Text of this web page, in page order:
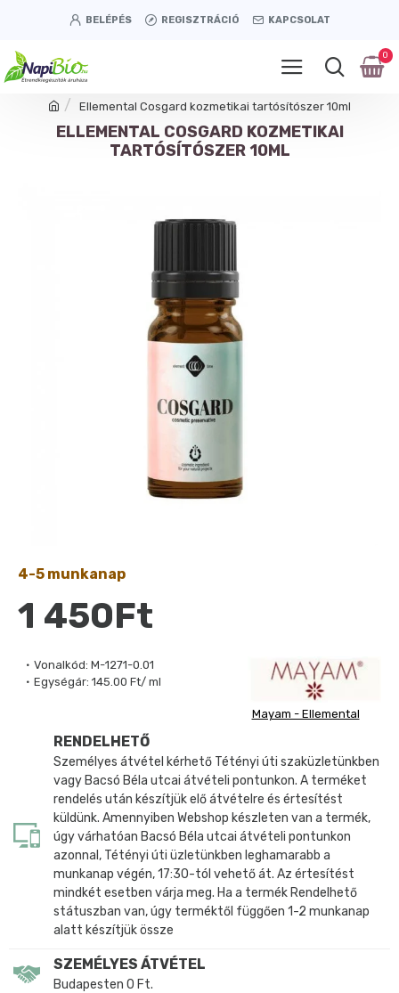
BELÉPÉS REGISZTRÁCIÓ KAPCSOLAT
0
Ellemental Cosgard kozmetikai tartósítószer 10ml
ELLEMENTAL COSGARD KOZMETIKAI
TARTÓSÍTÓSZER 10ML
Vonalkód: M-1271-0.01
Egységár: 145.00 Ft/ ml
Mayam - Ellemental
4-5 munkanap
1 450Ft
RENDELHETŐ
Személyes átvétel kérhető Tétényi úti szaküzletünkben
vagy Bacsó Béla utcai átvételi pontunkon. A terméket
rendelés után készítjük elő átvételre és értesítést
küldünk. Amennyiben Webshop készleten van a termék,
úgy várhatóan Bacsó Béla utcai átvételi pontunkon
azonnal, Tétényi úti üzletünkben leghamarabb a
munkanap végén, 17:30-tól vehető át. Az értesítést
mindkét esetben várja meg. Ha a termék Rendelhető
státuszban van, úgy terméktől függően 1-2 munkanap
alatt készítjük össze
SZEMÉLYES ÁTVÉTEL
Budapesten 0 Ft.